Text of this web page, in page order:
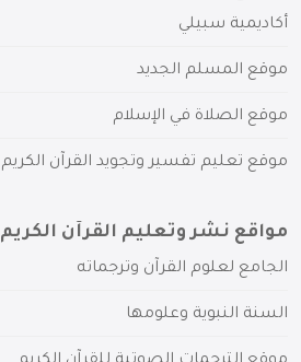
أكاديمية سبيلي
موقع المسلم الجديد
موقع الصلاة في الإسلام
موقع تعليم تفسير وتجويد القرآن الكريم
مواقع نشر وتعليم القرآن الكريم
الجامع لعلوم القرآن وترجماته
السنة النبوية وعلومها